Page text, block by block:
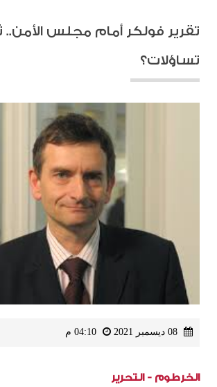
تقرير فولكر أمام مجلس الأمن..
تساؤلات؟
الخرطوم - التحرير